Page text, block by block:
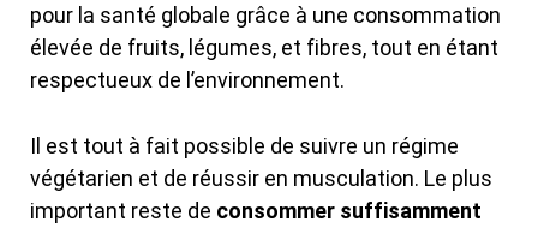
pour la santé globale grâce à une consommation
élevée de fruits, légumes, et fibres, tout en étant
respectueux de l’environnement.
Il est tout à fait possible de suivre un régime
végétarien et de réussir en musculation. Le plus
important reste de consommer suffisamment